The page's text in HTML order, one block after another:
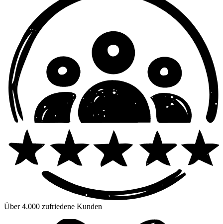
Über 4.000 zufriedene Kunden